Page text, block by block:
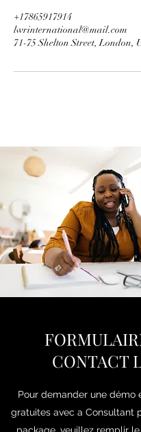
+17865917914
lwrinternational@mail.com
71-75 Shelton Street, London,
CONTACT
Pour demander une démo
gratuites avec a Consultant